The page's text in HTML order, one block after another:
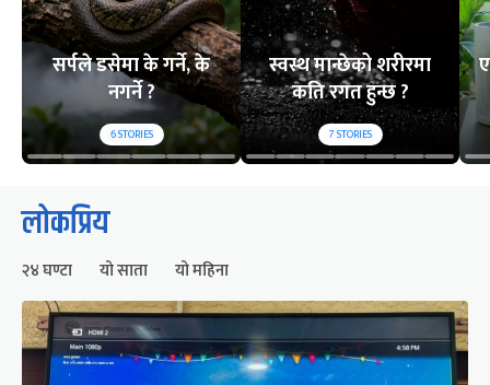
सर्पले डसेमा के गर्ने, के
नगर्ने ?
6STORIES
स्वस्थ मान्छेको शरीरमा
कति रगत हुन्छ ?
7STORIES
लोकप्रिय
२४ घण्टा यो साता यो महिना